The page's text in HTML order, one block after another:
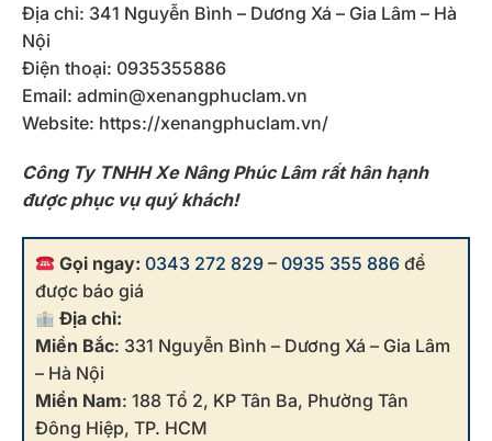
Địa chỉ: 341 Nguyễn Bình – Dương Xá – Gia Lâm – Hà
Nội
Điện thoại: 0935355886
Email: admin@xenangphuclam.vn
Website: https://xenangphuclam.vn/
Công Ty TNHH Xe Nâng Phúc Lâm rất hân hạnh
được phục vụ quý khách!
Gọi ngay: 0343 272 829 –0935 355 886 để
được báo giá
Địa chỉ:
Miền Bắc: 331 Nguyễn Bình – Dương Xá – Gia Lâm
– Hà Nội
Miền Nam: 188 Tổ 2, KP Tân Ba, Phường Tân
Đông Hiệp, TP. HCM